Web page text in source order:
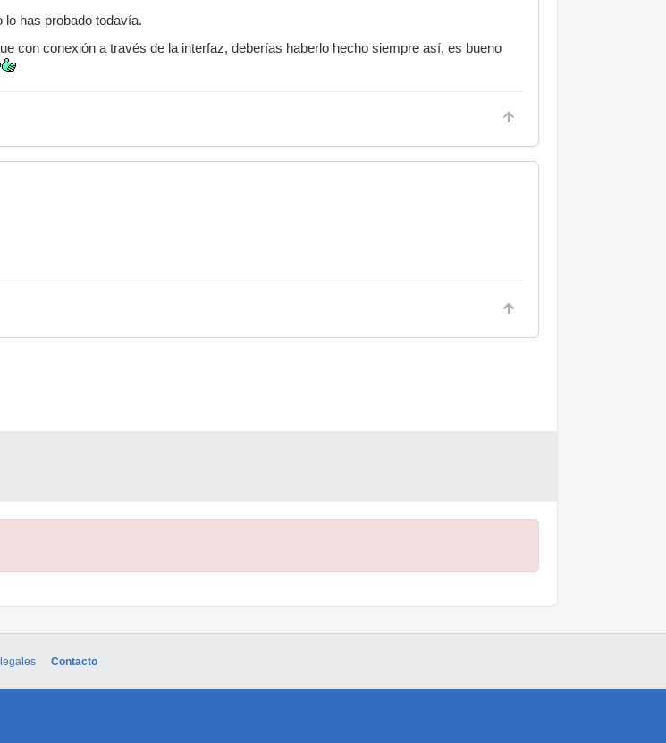
lo has probado todavía.
con conexión a través de la interfaz, deberías haberlo hecho siempre así, es bueno
Contacto